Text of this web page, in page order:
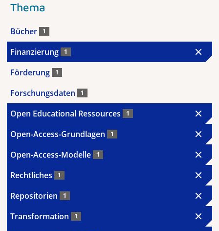
Thema
Bücher 1
Finanzierung 1
Förderung 1
Forschungsdaten 1
Open Educational Ressources 1
Open-Access-Grundlagen 1
Open-Access-Modelle 1
Rechtliches 1
Repositorien 1
Transformation 1